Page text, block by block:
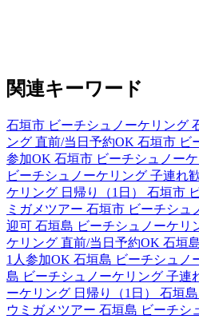
関連キーワード
石垣市 ビーチシュノーケリング
ング 直前/当日予約OK 石垣市 ビ
参加OK 石垣市 ビーチシュノー
ビーチシュノーケリング 子連れ
ケリング 日帰り（1日） 石垣市
ミガメツアー 石垣市 ビーチシュ
迎可 石垣島 ビーチシュノーケリ
ケリング 直前/当日予約OK 石垣
1人参加OK 石垣島 ビーチシュノ
島 ビーチシュノーケリング 子連
ーケリング 日帰り（1日） 石垣
ウミガメツアー 石垣島 ビーチシ